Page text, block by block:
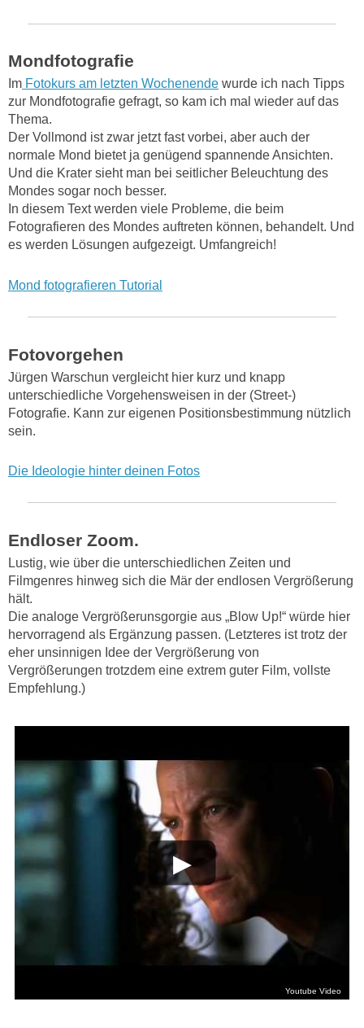
Mondfotografie
Im Fotokurs am letzten Wochenende wurde ich nach Tipps
zur Mondfotografie gefragt, so kam ich mal wieder auf das
Thema.
Der Vollmond ist zwar jetzt fast vorbei, aber auch der
normale Mond bietet ja genügend spannende Ansichten.
Und die Krater sieht man bei seitlicher Beleuchtung des
Mondes sogar noch besser.
In diesem Text werden viele Probleme, die beim
Fotografieren des Mondes auftreten können, behandelt. Und
es werden Lösungen aufgezeigt. Umfangreich!
Mond fotografieren Tutorial
Fotovorgehen
Jürgen Warschun vergleicht hier kurz und knapp
unterschiedliche Vorgehensweisen in der (Street-)
Fotografie. Kann zur eigenen Positionsbestimmung nützlich
sein.
Die Ideologie hinter deinen Fotos
Endloser Zoom.
Lustig, wie über die unterschiedlichen Zeiten und
Filmgenres hinweg sich die Mär der endlosen Vergrößerung
hält.
Die analoge Vergrößerunsgorgie aus „Blow Up!“ würde hier
hervorragend als Ergänzung passen. (Letzteres ist trotz der
eher unsinnigen Idee der Vergrößerung von
Vergrößerungen trotzdem eine extrem guter Film, vollste
Empfehlung.)